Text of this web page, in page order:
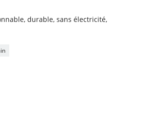
durable, sans électricité,